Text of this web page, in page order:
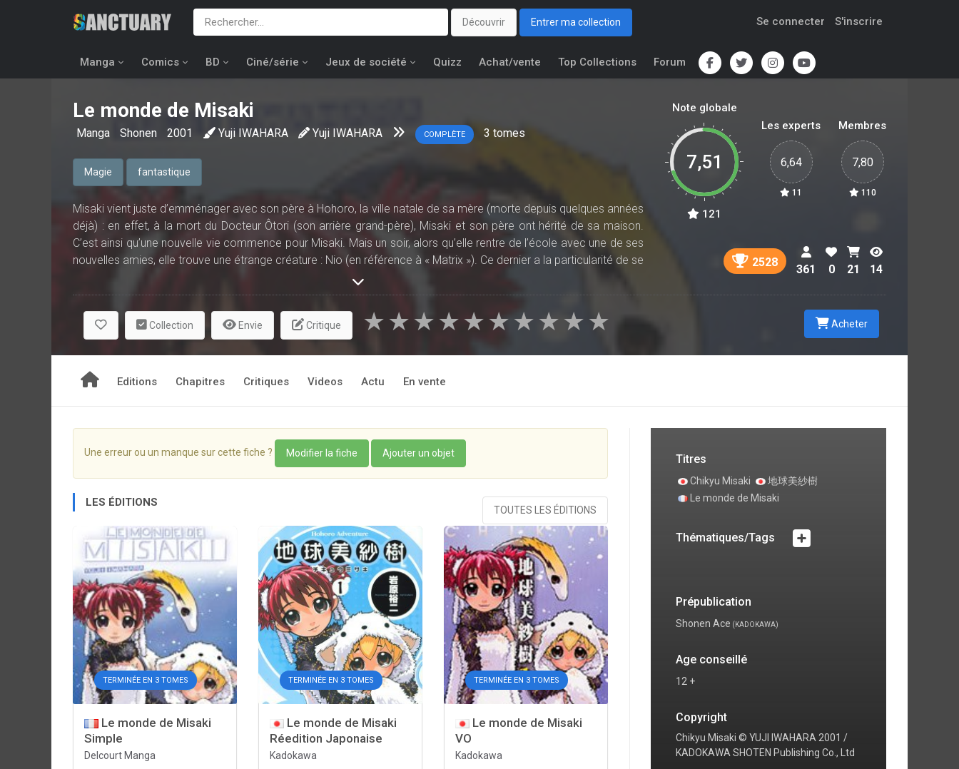
Découvrir Entrer ma collection Se connecter S'inscrire
Manga Comics BD Ciné/série Jeux de société Quizz Achat/vente Top Collections Forum
Le monde de Misaki
Manga Shonen 2001 Yuji IWAHARA Yuji IWAHARA COMPLÈTE 3 tomes
Magie fantastique
Misaki vient juste d’emménager avec son père à Hohoro, la ville natale de sa mère (morte depuis quelques années
déjà) : en effet, à la mort du Docteur Ôtori (son arrière grand-père), Misaki et son père ont hérité de sa maison.
C’est ainsi qu’une nouvelle vie commence pour Misaki. Mais un soir, alors qu’elle rentre de l’école avec une de ses
nouvelles amies, elle trouve une étrange créature : Nio (en référence à « Matrix »). Ce dernier a la particularité de se
transformer en petit garçon quand on l’embrasse, et de reprendre sa forme originelle quand il rentre en contact
avec de l’eau. Misaki va très vite décider de l’adopter. Peu à peu, au contact de ce dernier, la jeune fille va
retrouver des bribes de souvenirs de sa plus tendre enfance, des souvenirs qu’elle avait étrangement oubliés...
motivations... Quels liens entre cela et la sombre affaire d’enlèvement qui s’est déroulée quelques jours plus tôt à
Note globale
7,51
121
Les experts
6,64
11
Membres
7,80
110
2528
361 0 21 14
Collection Envie Critique ★
★
★
★
★
★
★
★
★
★ Acheter
Editions Chapitres Critiques Videos Actu En vente
Une erreur ou un manque sur cette fiche ? Modifier la fiche Ajouter un objet
LES ÉDITIONS
TOUTES LES ÉDITIONS
TERMINÉE EN 3 TOMES
Le monde de Misaki
Simple
Delcourt Manga
TERMINÉE EN 3 TOMES
Le monde de Misaki
Réedition Japonaise
Kadokawa
TERMINÉE EN 3 TOMES
Le monde de Misaki
VO
Kadokawa
Titres
Chikyu Misaki
地球美紗樹
Le monde de Misaki
Thématiques/Tags
Prépublication
Shonen Ace (KADOKAWA)
Age conseillé
12 +
Copyright
Chikyu Misaki © YUJI IWAHARA 2001 /
KADOKAWA SHOTEN Publishing Co., Ltd